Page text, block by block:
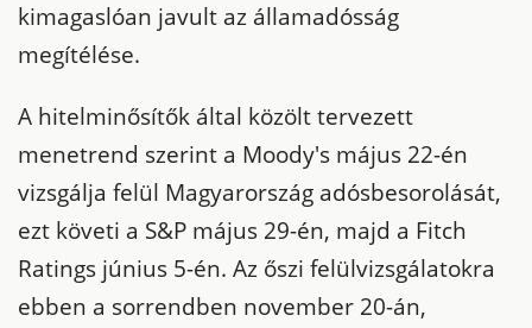
kimagaslóan javult az államadósság
megítélése.
A hitelminősítők által közölt tervezett
menetrend szerint a Moody's május 22-én
vizsgálja felül Magyarország adósbesorolását,
ezt követi a S&P május 29-én, majd a Fitch
Ratings június 5-én. Az őszi felülvizsgálatokra
ebben a sorrendben november 20-án,